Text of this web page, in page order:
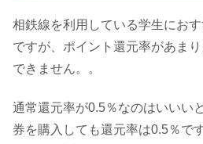
相鉄線を利用している学生にお
ですが、ポイント還元率があま
できません。。
通常還元率が0.5％なのはいいい
券を購入しても還元率は0.5％で